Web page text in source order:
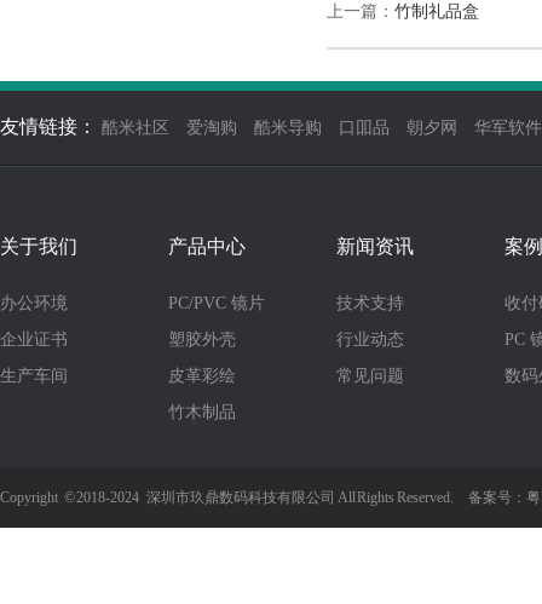
上一篇： 竹制礼品盒
友情链接： 酷米社区 爱淘购 酷米导购 口吅品 朝夕网 华军软
关于我们
办公环境
企业证书
生产车间
产品中心
PC/PVC 镜片
塑胶外壳
皮革彩绘
竹木制品
新闻资讯
技术支持
行业动态
常见问题
案
收付
PC
数码
Copyright ©2018-2024 深圳市玖鼎数码科技有限公司 All Rights Reserved. 备案号：